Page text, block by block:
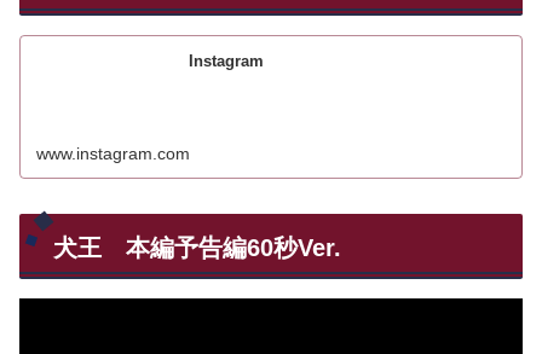
Instagram
www.instagram.com
犬王 本編予告編60秒Ver.